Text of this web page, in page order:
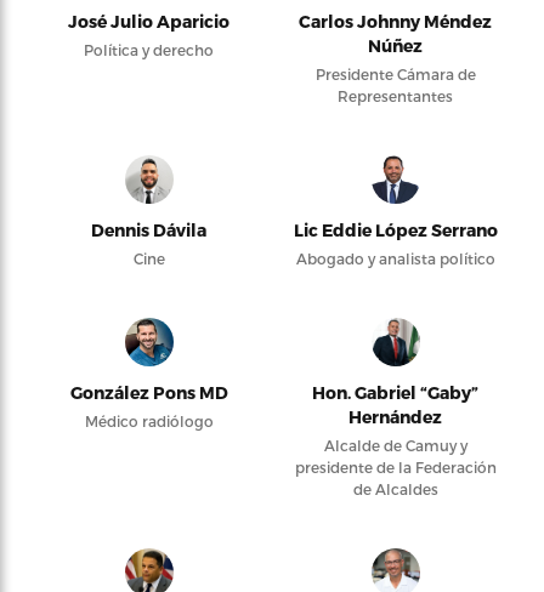
José Julio Aparicio
Política y derecho
Carlos Johnny Méndez
Núñez
Presidente Cámara de
Representantes
Dennis Dávila
Cine
Lic Eddie López Serrano
Abogado y analista político
González Pons MD
Médico radiólogo
Hon. Gabriel “Gaby”
Hernández
Alcalde de Camuy y
presidente de la Federación
de Alcaldes